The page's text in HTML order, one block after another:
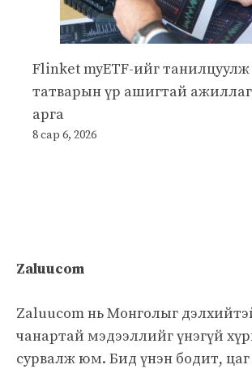
Flinket myETF-ийг
татварын үр ашигтай
арга
8 сар 6, 2026
Zaluucom
Zaluucom нь Монголыг
чанартай мэдээллийг үнэгүй
сурвалж юм. Бид үнэн бодит, цаг